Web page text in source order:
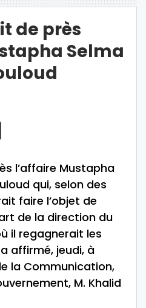
de près
Selma
l’affaire Mustapha
qui, selon des
faire l’objet de
de la direction du
il regagnerait les
affirmé, jeudi, à
la Communication,
M. Khalid